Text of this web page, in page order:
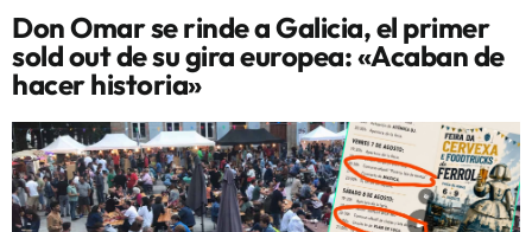
Don Omar se rinde a Galicia, el primer
sold out de su gira europea: «Acaban de
hacer historia»